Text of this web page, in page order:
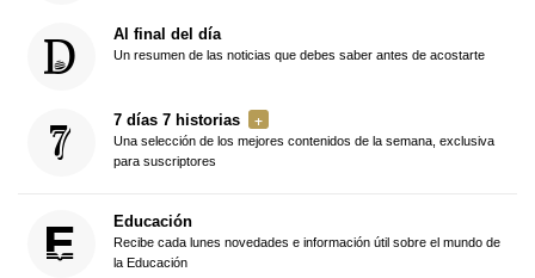
Al final del día
Un resumen de las noticias que debes saber antes de acostarte
7 días 7 historias
Una selección de los mejores contenidos de la semana, exclusiva
para suscriptores
Educación
Recibe cada lunes novedades e información útil sobre el mundo de
la Educación